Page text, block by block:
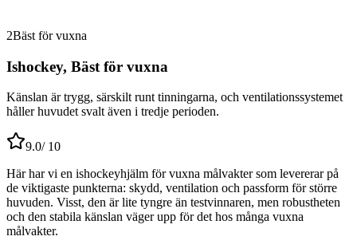
2Bäst för vuxna
Ishockey, Bäst för vuxna
Känslan är trygg, särskilt runt tinningarna, och ventilationssystemet
håller huvudet svalt även i tredje perioden.
9.0/ 10
Här har vi en ishockeyhjälm för vuxna målvakter som levererar på
de viktigaste punkterna: skydd, ventilation och passform för större
huvuden. Visst, den är lite tyngre än testvinnaren, men robustheten
och den stabila känslan väger upp för det hos många vuxna
målvakter.